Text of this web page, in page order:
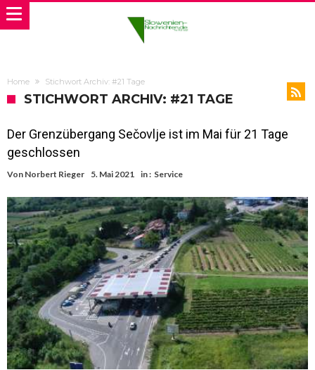
Home Stichwort Archiv: #21 Tage
STICHWORT ARCHIV: #21 TAGE
Der Grenzübergang Sečovlje ist im Mai für 21 Tage
geschlossen
Von Norbert Rieger 5. Mai 2021 in : Service